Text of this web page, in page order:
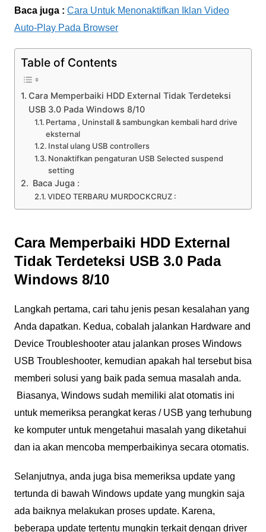
Baca juga : Cara Untuk Menonaktifkan Iklan Video
Auto-Play Pada Browser
Table of Contents
Cara Memperbaiki HDD External Tidak Terdeteksi
USB 3.0 Pada Windows 8/10
Pertama , Uninstall & sambungkan kembali hard drive
eksternal
Instal ulang USB controllers
Nonaktifkan pengaturan USB Selected suspend
setting
Baca Juga :
VIDEO TERBARU MURDOCKCRUZ :
Cara Memperbaiki HDD External
Tidak Terdeteksi USB 3.0 Pada
Windows 8/10
Langkah pertama, cari tahu jenis pesan kesalahan yang
Anda dapatkan. Kedua, cobalah jalankan Hardware and
Device Troubleshooter atau jalankan proses Windows
USB Troubleshooter, kemudian apakah hal tersebut bisa
memberi solusi yang baik pada semua masalah anda.
Biasanya, Windows sudah memiliki alat otomatis ini
untuk memeriksa perangkat keras / USB yang terhubung
ke komputer untuk mengetahui masalah yang diketahui
dan ia akan mencoba memperbaikinya secara otomatis.
Selanjutnya, anda juga bisa memeriksa update yang
tertunda di bawah Windows update yang mungkin saja
ada baiknya melakukan proses update. Karena,
beberapa update tertentu mungkin terkait dengan driver